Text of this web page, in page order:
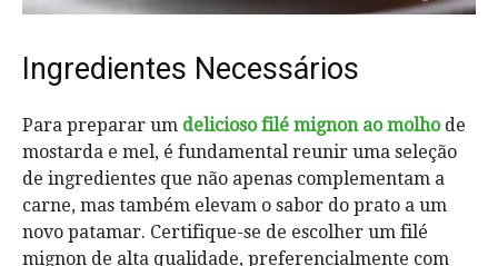
Ingredientes Necessários
Para preparar um delicioso filé mignon ao molhode
mostarda e mel, é fundamental reunir uma seleção
de ingredientes que não apenas complementam a
carne, mas também elevam o sabor do prato a um
novo patamar. Certifique-se de escolher um filé
mignon de alta qualidade, preferencialmente com